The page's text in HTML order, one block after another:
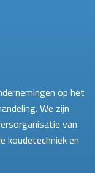
op het
We zijn
van
koudetechniek en